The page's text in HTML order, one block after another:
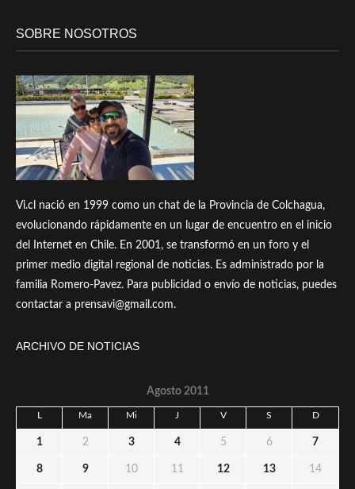
SOBRE NOSOTROS
Vi.cl nació en 1999 como un chat de la Provincia de Colchagua,
evolucionando rápidamente en un lugar de encuentro en el inicio
del Internet en Chile. En 2001, se transformó en un foro y el
primer medio digital regional de noticias. Es administrado por la
familia Romero-Pavez. Para publicidad o envío de noticias, puedes
contactar a prensavi@gmail.com.
ARCHIVO DE NOTICIAS
Agosto 2011
Ma Mi J V S D
1 2 3 4 5 6 7
8 9 10 11 12 13 14